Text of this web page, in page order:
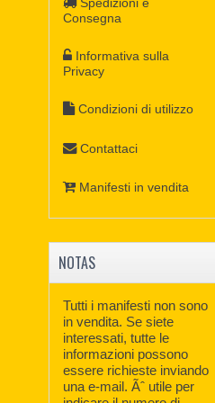
Consegna
Informativa sulla
Privacy
Condizioni di utilizzo
Contattaci
Manifesti in vendita
NOTAS
Tutti i manifesti non sono
in vendita. Se siete
interessati, tutte le
informazioni possono
essere richieste inviando
una e-mail. Ãˆ utile per